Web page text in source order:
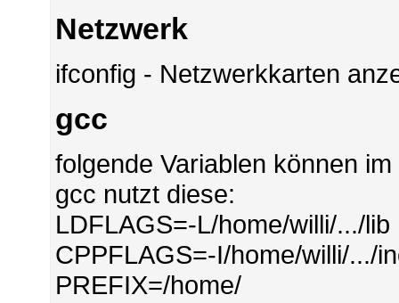
Netzwerk
ifconfig - Netzwerkkarten
gcc
folgende Variablen können
gcc nutzt diese:
LDFLAGS=-L/home/willi/.../lib
CPPFLAGS=-I/home/willi/.../
PREFIX=/home/